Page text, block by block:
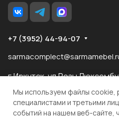
+7 (3952) 44-94-07
г.Иркутск, ул.Розы
разработка
Мы используем файлы cookie,
специалистами и третьими
событий на нашем веб-сайте,